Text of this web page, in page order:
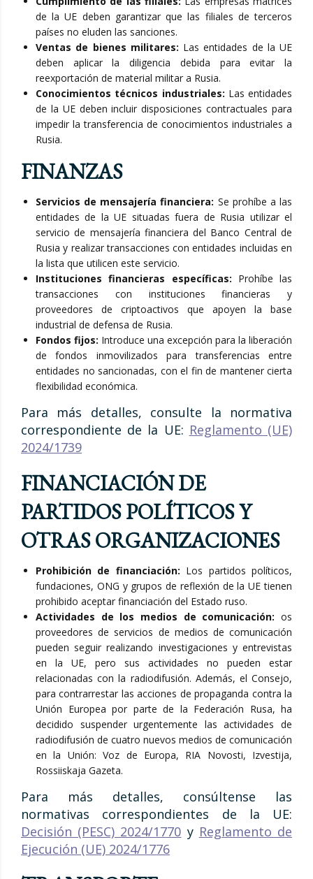
de la UE deben garantizar que las filiales de terceros
países no eluden las sanciones.
Ventas de bienes militares: Las entidades de la UE
deben aplicar la diligencia debida para evitar la
reexportación de material militar a Rusia.
Conocimientos técnicos industriales: Las entidades
de la UE deben incluir disposiciones contractuales para
impedir la transferencia de conocimientos industriales a
Rusia.
FINANZAS
Servicios de mensajería financiera: Se prohíbe a las
entidades de la UE situadas fuera de Rusia utilizar el
servicio de mensajería financiera del Banco Central de
Rusia y realizar transacciones con entidades incluidas en
la lista que utilicen este servicio.
Instituciones financieras específicas: Prohíbe las
transacciones con instituciones financieras y
proveedores de criptoactivos que apoyen la base
industrial de defensa de Rusia.
Fondos fijos: Introduce una excepción para la liberación
de fondos inmovilizados para transferencias entre
entidades no sancionadas, con el fin de mantener cierta
flexibilidad económica.
Para más detalles, consulte la normativa
correspondiente de la UE: Reglamento (UE)
2024/1739
FINANCIACIÓN DE
PARTIDOS POLÍTICOS Y
OTRAS ORGANIZACIONES
Prohibición de financiación: Los partidos políticos,
fundaciones, ONG y grupos de reflexión de la UE tienen
prohibido aceptar financiación del Estado ruso.
Actividades de los medios de comunicación: os
proveedores de servicios de medios de comunicación
pueden seguir realizando investigaciones y entrevistas
en la UE, pero sus actividades no pueden estar
relacionadas con la radiodifusión. Además, el Consejo,
para contrarrestar las acciones de propaganda contra la
Unión Europea por parte de la Federación Rusa, ha
decidido suspender urgentemente las actividades de
radiodifusión de cuatro nuevos medios de comunicación
en la Unión: Voz de Europa, RIA Novosti, Izvestija,
Rossiiskaja Gazeta.
Para más detalles, consúltense las
normativas correspondientes de la UE:
Decisión (PESC) 2024/1770 y Reglamento de
Ejecución (UE) 2024/1776